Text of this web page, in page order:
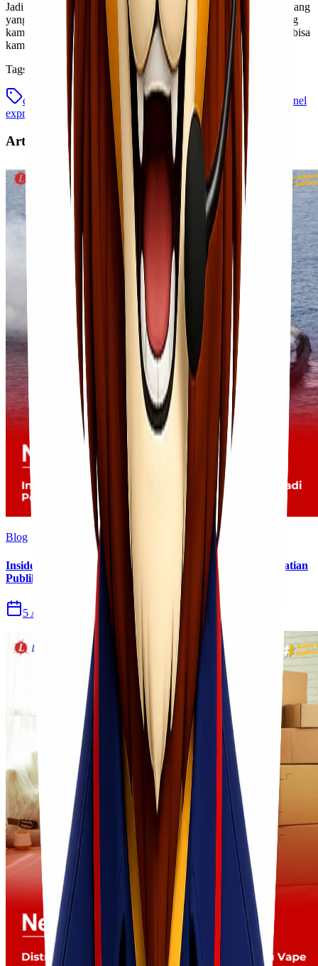
Jadi, jika kamu sedang mencari jasa ekspedisi cargo Jakarta Kupang
yang aman, cepat, dan terpercaya, percayakan pengiriman barang
kamu pada kami. Lionel Express, solusi pengiriman cargo yang bisa
kamu andalkan.
Tags
cargo murah jakarta kupang ekspedisi cargo murah
lionel
express
Artikel Terkait
Blog
Insiden Kebakaran KM Mutiara Sentosa II Menjadi Perhatian
Publik
5 Agu 2026